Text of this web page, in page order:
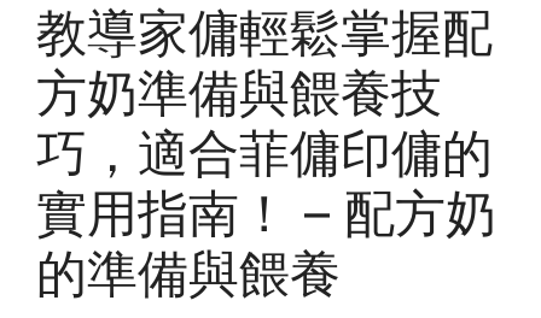
教導家傭輕鬆掌握配
方奶準備與餵養技
巧，適合菲傭印傭的
實用指南！ – 配方奶
的準備與餵養